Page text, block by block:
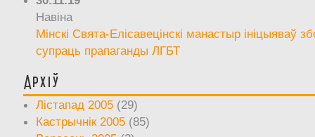
Навіна
Мінскі Свята-Елісавецінскі манастыр ініцыяваў
супраць прапаганды ЛГБТ
Архіў
Лістапад 2005 (29)
Кастрычнік 2005 (85)